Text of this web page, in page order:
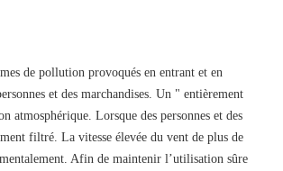
de pollution provoqués en entrant et en
et des marchandises. Un " entièrement
Lorsque des personnes et des
filtré. La vitesse élevée du vent de plus de
Afin de maintenir l’utilisation sûre